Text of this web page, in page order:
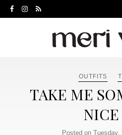
OUTFITS
TAKE ME
Posted on Tuesday,